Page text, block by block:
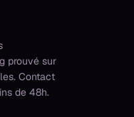
prouvé sur
Contact
de 48h.